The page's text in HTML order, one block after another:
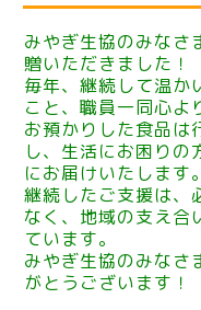
みやぎ生協のみなさ
贈いただきました！
毎年、継続して温か
こと、職員一同心よ
お預かりした食品は
し、生活にお困りの
にお届けいたします。
継続したご支援は、
なく、地域の支え合
ています。
みやぎ生協のみなさ
がとうございます！